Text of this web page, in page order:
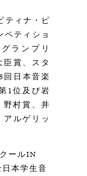
ティナ・ピ
ペティショ
グランプリ
賞、スタ
回日本音楽
1位及び岩
野村賞、井
ルゲリッ
ールIN
本学生音